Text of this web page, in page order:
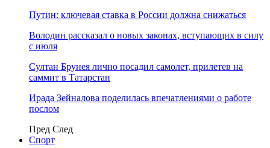
Путин: ключевая ставка в России должна снижаться
Володин рассказал о новых законах, вступающих в силу
с июля
Султан Брунея лично посадил самолет, прилетев на
саммит в Татарстан
Ирада Зейналова поделилась впечатлениями о работе
послом
Пред След
Спорт